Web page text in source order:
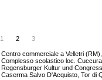
1 2 3
Centro commerciale a Velletri
Complesso scolastico loc.
Regensburger Kultur und
Caserma Salvo D'Acquisto, Tor di